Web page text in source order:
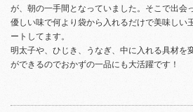
が、朝の一手間となっていました。そこで出会
優しい味で何より袋から入れるだけで美味しい
ートしてます。
明太子や、ひじき、うなぎ、中に入れる具材を
ができるのでおかずの一品にも大活躍です！